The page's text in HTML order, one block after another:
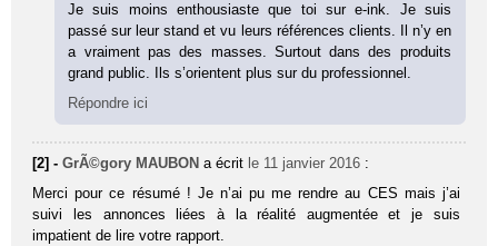
Je suis moins enthousiaste que toi sur e-ink. Je suis
passé sur leur stand et vu leurs références clients. Il n’y en
a vraiment pas des masses. Surtout dans des produits
grand public. Ils s’orientent plus sur du professionnel.
Répondre ici
[2] -GrÃ©gory MAUBON a écrit le 11 janvier 2016 :
Merci pour ce résumé ! Je n’ai pu me rendre au CES mais j’ai
suivi les annonces liées à la réalité augmentée et je suis
impatient de lire votre rapport.